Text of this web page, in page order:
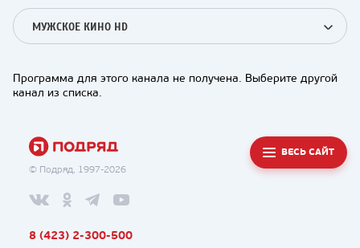
МУЖСКОЕ КИНО HD
Программа для этого канала не получена. Выберите другой
канал из списка.
© Подряд, 1997-2026
ВЕСЬ САЙТ
8 (423) 2-300-500